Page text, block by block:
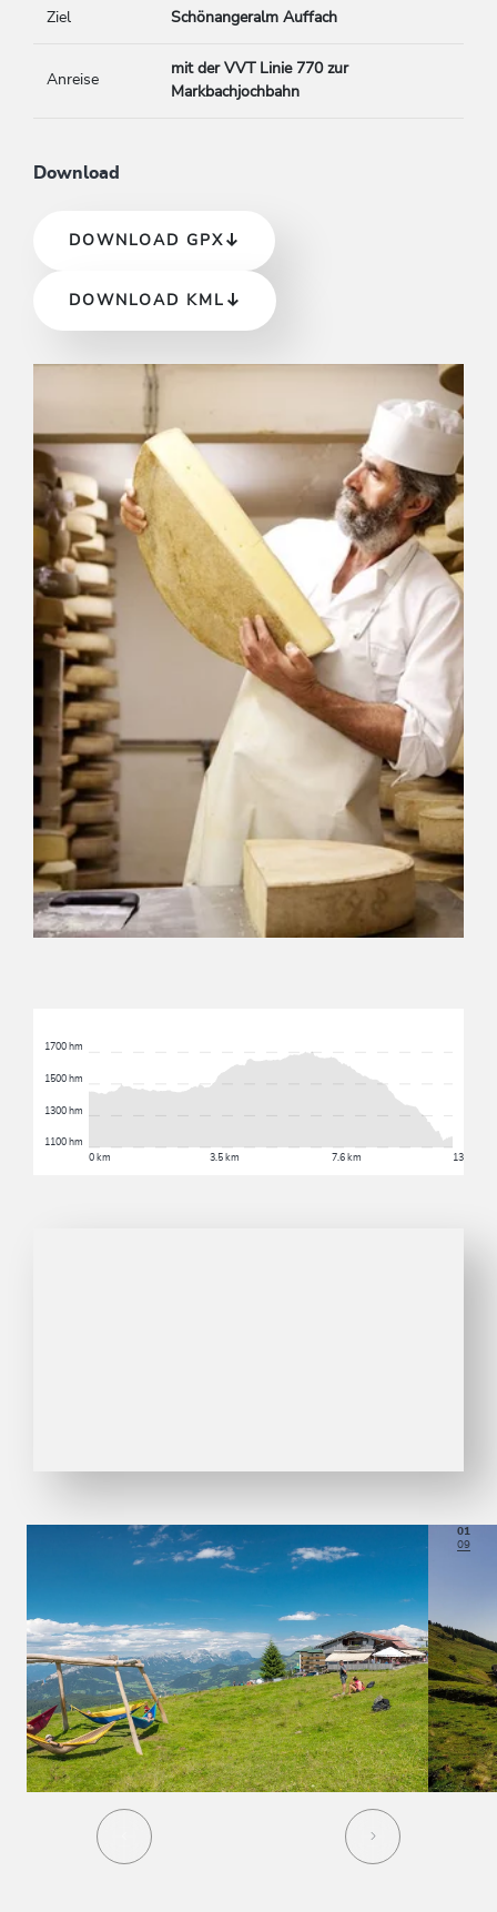
Ziel Schönangeralm Auffach
Anreise
mit der VVT Linie 770 zur
Markbachjochbahn
Download
DOWNLOAD GPX
DOWNLOAD KML
0 km 3.5 km 7.6 km 13 km
1100 hm
1300 hm
1500 hm
1700 hm
01
09